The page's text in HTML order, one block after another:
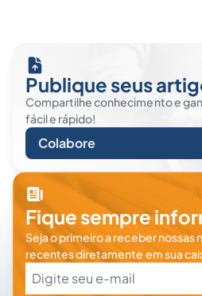
Publique seus
Compartilhe conhecimento e
fácil e rápido!
Colabore
Fique sempre
Seja o primeiro a receber nossas
recentes diretamente em sua